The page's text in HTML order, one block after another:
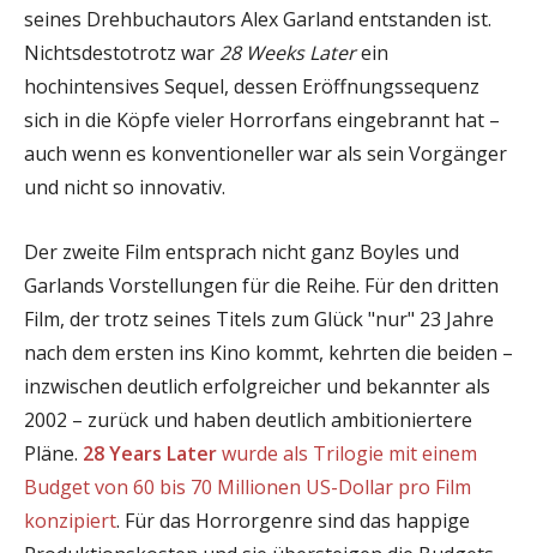
seines Drehbuchautors Alex Garland entstanden ist.
Nichtsdestotrotz war 28 Weeks Laterein
hochintensives Sequel, dessen Eröffnungssequenz
sich in die Köpfe vieler Horrorfans eingebrannt hat –
auch wenn es konventioneller war als sein Vorgänger
und nicht so innovativ.
Der zweite Film entsprach nicht ganz Boyles und
Garlands Vorstellungen für die Reihe. Für den dritten
Film, der trotz seines Titels zum Glück "nur" 23 Jahre
nach dem ersten ins Kino kommt, kehrten die beiden –
inzwischen deutlich erfolgreicher und bekannter als
2002 – zurück und haben deutlich ambitioniertere
Pläne. 28 Years Laterwurde als Trilogie mit einem
Budget von 60 bis 70 Millionen US-Dollar pro Film
konzipiert. Für das Horrorgenre sind das happige